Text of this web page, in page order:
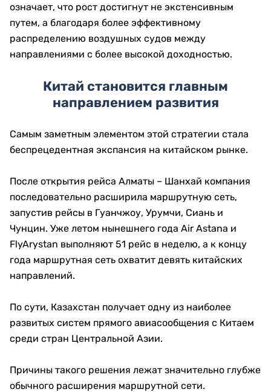
означает, что рост достигнут не экстенсивным
путем, а благодаря более эффективному
распределению воздушных судов между
направлениями с более высокой доходностью.
Китай становится главным
направлением развития
Самым заметным элементом этой стратегии стала
беспрецедентная экспансия на китайском рынке.
После открытия рейса Алматы – Шанхай компания
последовательно расширила маршрутную сеть,
запустив рейсы в Гуанчжоу, Урумчи, Сиань и
Чунцин. Уже летом нынешнего года Air Astana и
FlyArystan выполняют 51 рейс в неделю, а к концу
года маршрутная сеть охватит девять китайских
направлений.
По сути, Казахстан получает одну из наиболее
развитых систем прямого авиасообщения с Китаем
среди стран Центральной Азии.
Причины такого решения лежат значительно глубже
обычного расширения маршрутной сети.